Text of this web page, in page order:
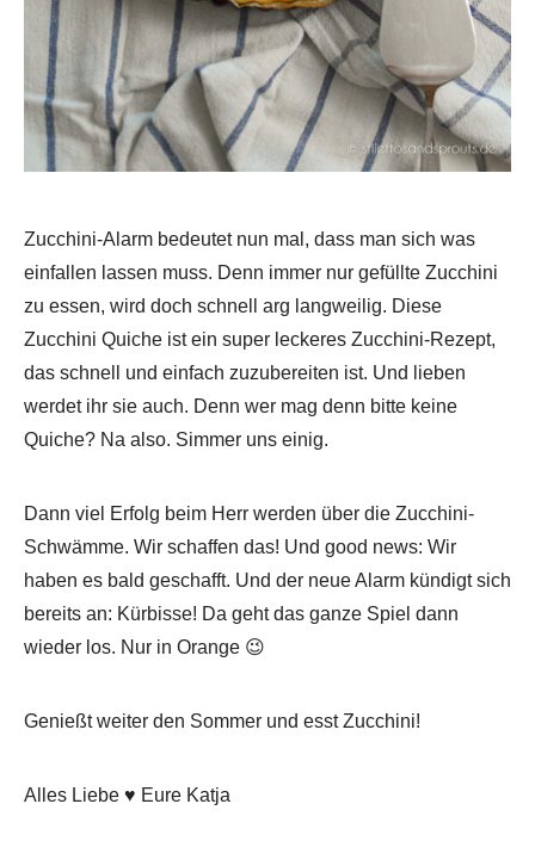
Zucchini-Alarm bedeutet nun mal, dass man sich was
einfallen lassen muss. Denn immer nur gefüllte Zucchini
zu essen, wird doch schnell arg langweilig. Diese
Zucchini Quiche ist ein super leckeres Zucchini-Rezept,
das schnell und einfach zuzubereiten ist. Und lieben
werdet ihr sie auch. Denn wer mag denn bitte keine
Quiche? Na also. Simmer uns einig.
Dann viel Erfolg beim Herr werden über die Zucchini-
Schwämme. Wir schaffen das! Und good news: Wir
haben es bald geschafft. Und der neue Alarm kündigt sich
bereits an: Kürbisse! Da geht das ganze Spiel dann
wieder los. Nur in Orange 😉
Genießt weiter den Sommer und esst Zucchini!
Alles Liebe ♥ Eure Katja